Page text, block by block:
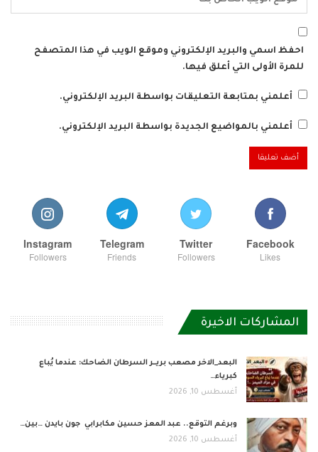
احفظ اسمي والبريد الإلكتروني وموقع الويب في هذا المتصفح
للمرة الأولى التي أعلق فيها.
أعلمني بمتابعة التعليقات بواسطة البريد الإلكتروني.
أعلمني بالمواضيع الجديدة بواسطة البريد الإلكتروني.
Facebook
Likes
Twitter
Followers
Telegram
Friends
Instagram
Followers
المشاركات الاخيرة
البعد_الاخر مصعب بريــر السرطان الضاحك: عندما يُباع
كبرياء…
أغسطس 10, 2026
وبرغم التوقع.. عبد المعز حسين مكابرابي جون بايدن …بين…
أغسطس 10, 2026